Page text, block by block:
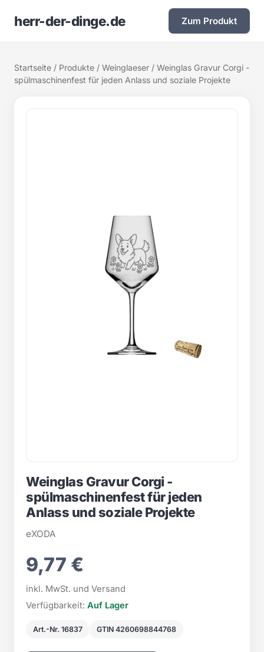
herr-der-dinge.de Zum Produkt
Startseite / Produkte / Weinglaeser / Weinglas Gravur Corgi -
spülmaschinenfest für jeden Anlass und soziale Projekte
Weinglas Gravur Corgi -
spülmaschinenfest für jeden
Anlass und soziale Projekte
eXODA
9,77 €
inkl. MwSt. und Versand
Verfügbarkeit: Auf Lager
Art.-Nr. 16837 GTIN 4260698844768